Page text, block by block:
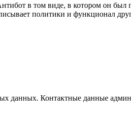
в том виде, в котором он был
политики и функционал
данных. Контактные данные